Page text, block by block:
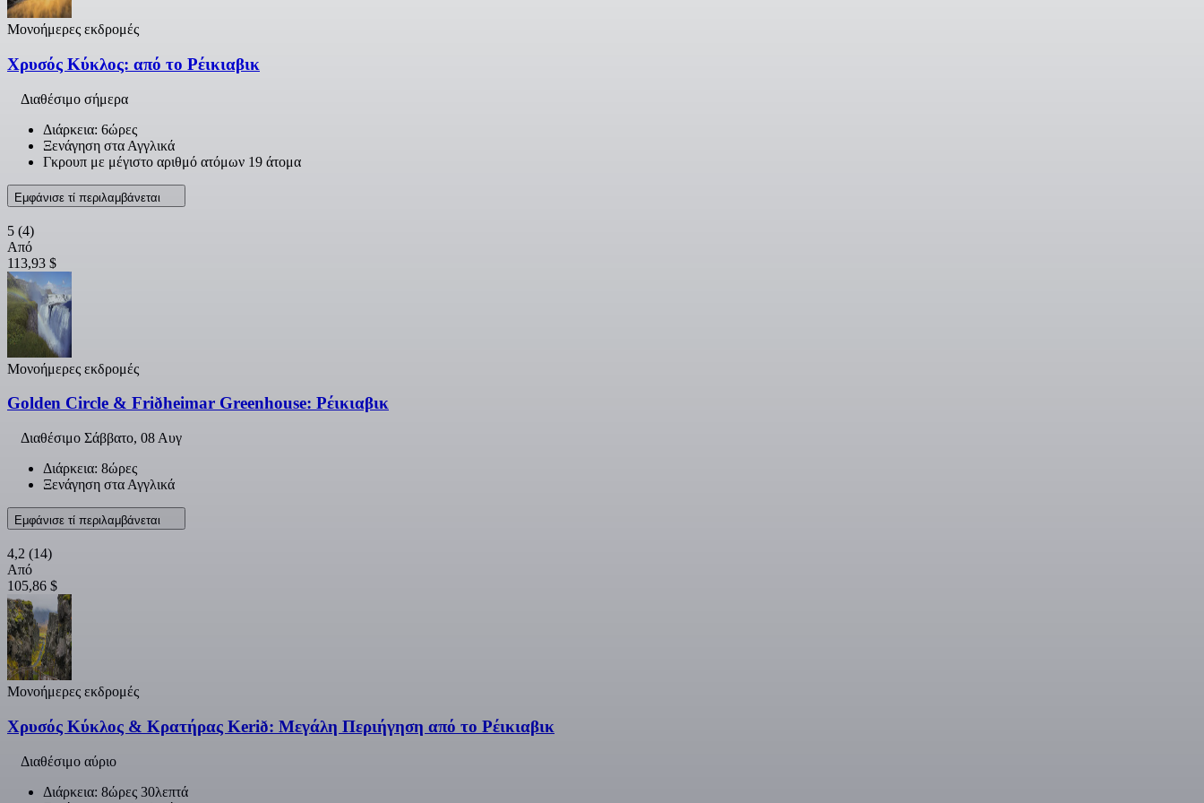
Μονοήμερες εκδρομές
Χρυσός Κύκλος: από το Ρέικιαβικ
Διαθέσιμο σήμερα
Διάρκεια: 6ώρες
Ξενάγηση στα Αγγλικά
Γκρουπ με μέγιστο αριθμό ατόμων 19 άτομα
Εμφάνισε τί περιλαμβάνεται
5 (4)
Από
113,93 $
Μονοήμερες εκδρομές
Golden Circle & Friðheimar Greenhouse: Ρέικιαβικ
Διαθέσιμο Σάββατο, 08 Αυγ
Διάρκεια: 8ώρες
Ξενάγηση στα Αγγλικά
Εμφάνισε τί περιλαμβάνεται
4,2 (14)
Από
105,86 $
Μονοήμερες εκδρομές
Χρυσός Κύκλος & Κρατήρας Kerið: Μεγάλη Περιήγηση από το Ρέικιαβικ
Διαθέσιμο αύριο
Διάρκεια: 8ώρες 30λεπτά